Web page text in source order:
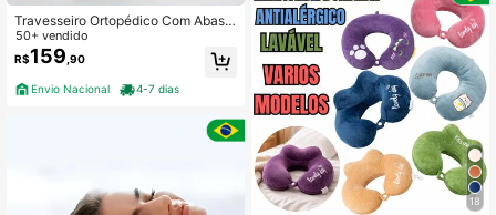
Travesseiro Ortopédico Com Abas
Cervical Anti Ronco Apnéia Ergono
mico Espuma Premium Confortavel
50+ vendido
R$159 ,90
Envio Nacional 4-7 dias
18